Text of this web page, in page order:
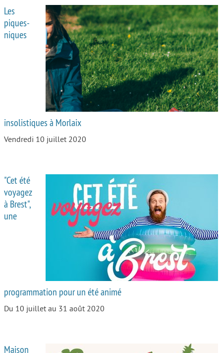
Les
piques-
niques
insolistiques à Morlaix
Vendredi 10 juillet 2020
"Cet été
voyagez
à Brest",
une
programmation pour un été animé
Du 10 juillet au 31 août 2020
Maison